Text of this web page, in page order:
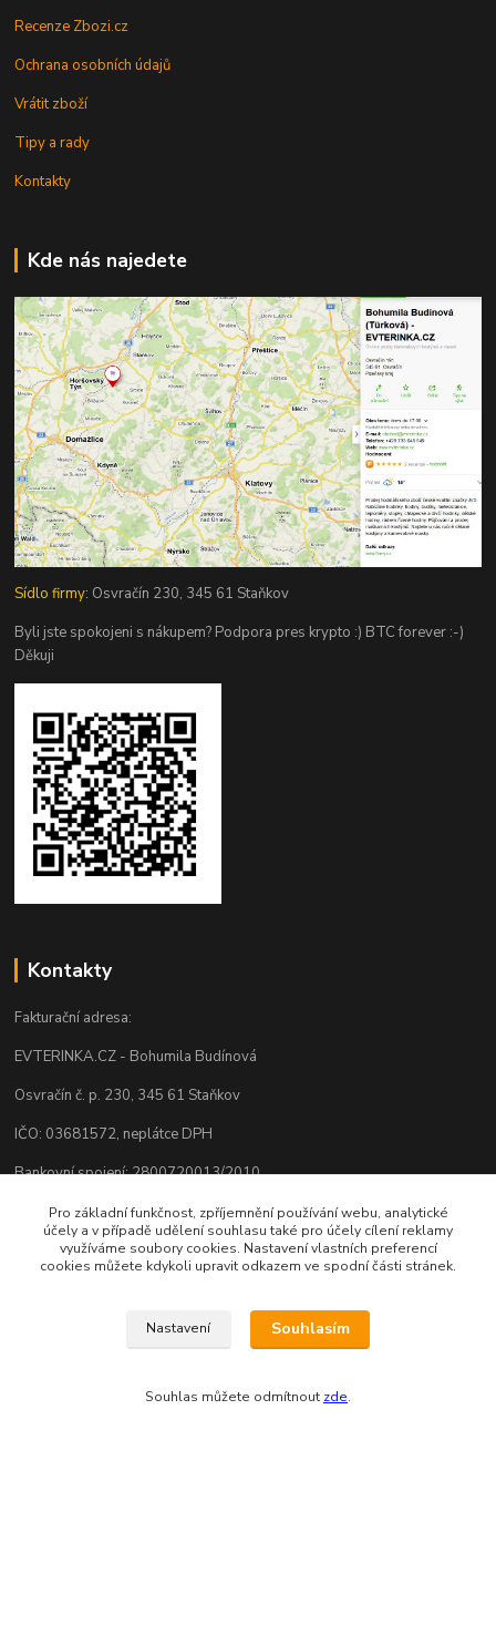
Recenze Zbozi.cz
Ochrana osobních údajů
Vrátit zboží
Tipy a rady
Kontakty
Kde nás najedete
Sídlo firmy: Osvračín 230, 345 61 Staňkov
Byli jste spokojeni s nákupem? Podpora pres krypto :) BTC forever :-)
Děkuji
Kontakty
Fakturační adresa:
EVTERINKA.CZ - Bohumila Budínová
Osvračín č. p. 230, 345 61 Staňkov
IČO: 03681572, neplátce DPH
Bankovní spojení: 2800720013/2010
Odesíláme přes:
Pro základní funkčnost, zpříjemnění používání webu, analytické
účely a v případě udělení souhlasu také pro účely cílení reklamy
využíváme soubory cookies. Nastavení vlastních preferencí
cookies můžete kdykoli upravit odkazem ve spodní části stránek.
Nastavení Souhlasím
Souhlas můžete odmítnout zde.